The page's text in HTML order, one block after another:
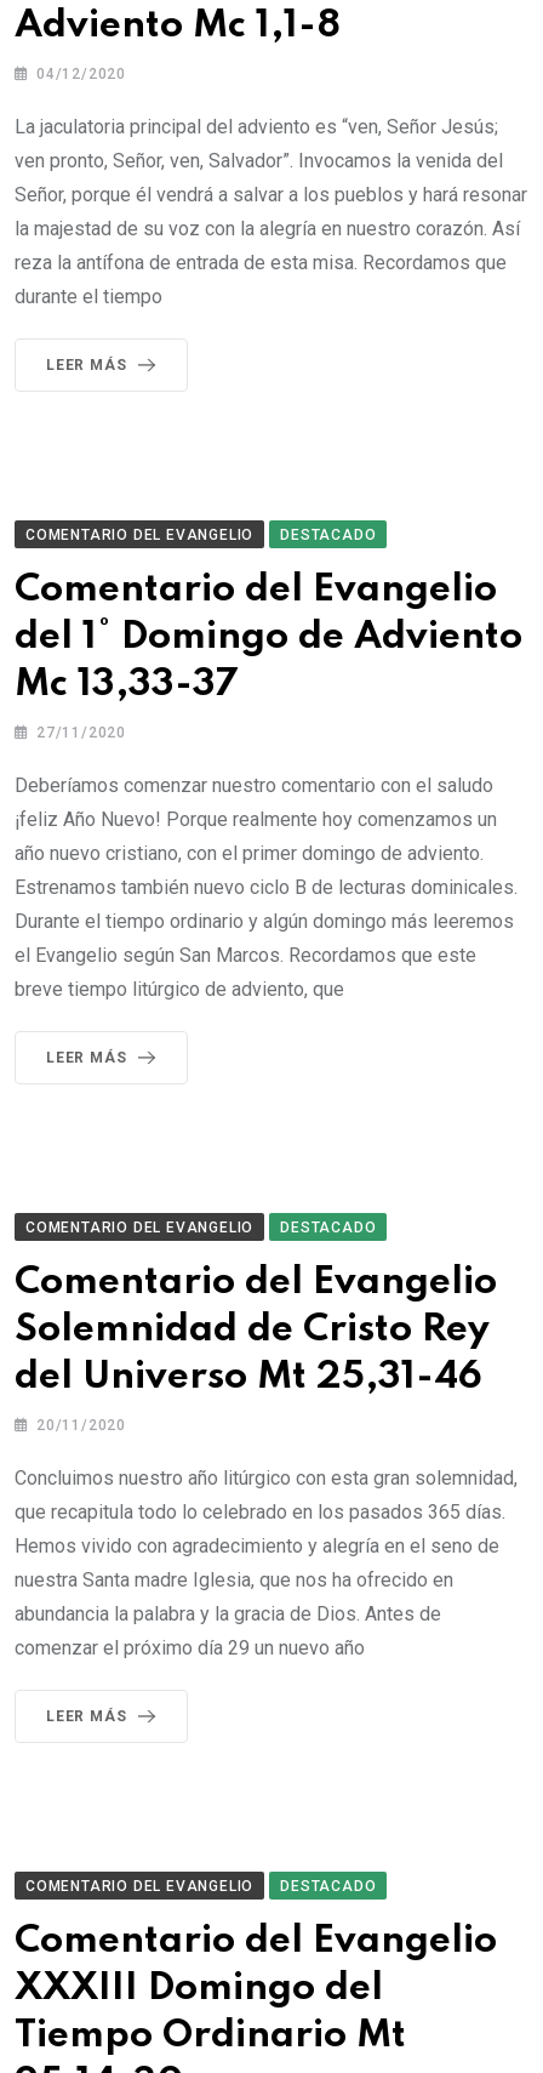
Adviento Mc 1,1-8
04/12/2020
La jaculatoria principal del adviento es “ven, Señor Jesús;
ven pronto, Señor, ven, Salvador”. Invocamos la venida del
Señor, porque él vendrá a salvar a los pueblos y hará resonar
la majestad de su voz con la alegría en nuestro corazón. Así
reza la antífona de entrada de esta misa. Recordamos que
durante el tiempo
LEER MÁS
COMENTARIO DEL EVANGELIO DESTACADO
Comentario del Evangelio
del 1° Domingo de Adviento
Mc 13,33-37
27/11/2020
Deberíamos comenzar nuestro comentario con el saludo
¡feliz Año Nuevo! Porque realmente hoy comenzamos un
año nuevo cristiano, con el primer domingo de adviento.
Estrenamos también nuevo ciclo B de lecturas dominicales.
Durante el tiempo ordinario y algún domingo más leeremos
el Evangelio según San Marcos. Recordamos que este
breve tiempo litúrgico de adviento, que
LEER MÁS
COMENTARIO DEL EVANGELIO DESTACADO
Comentario del Evangelio
Solemnidad de Cristo Rey
del Universo Mt 25,31-46
20/11/2020
Concluimos nuestro año litúrgico con esta gran solemnidad,
que recapitula todo lo celebrado en los pasados 365 días.
Hemos vivido con agradecimiento y alegría en el seno de
nuestra Santa madre Iglesia, que nos ha ofrecido en
abundancia la palabra y la gracia de Dios. Antes de
comenzar el próximo día 29 un nuevo año
LEER MÁS
COMENTARIO DEL EVANGELIO DESTACADO
Comentario del Evangelio
XXXIII Domingo del
Tiempo Ordinario Mt